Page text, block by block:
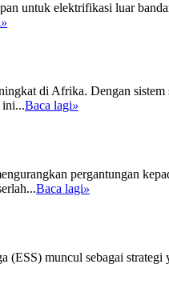
untuk elektrifikasi luar
»
di Afrika. Dengan
ini...Baca lagi»
pergantungan
Baca lagi»
(ESS) muncul sebagai strategi